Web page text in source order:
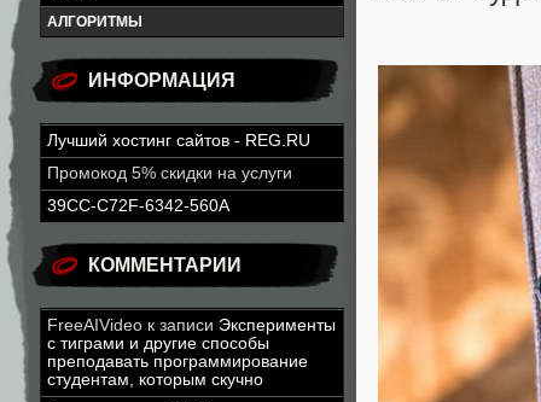
АЛГОРИТМЫ
ИНФОРМАЦИЯ
Лучший хостинг сайтов - REG.RU
Промокод 5% скидки на услуги
39CC-C72F-6342-560A
КОММЕНТАРИИ
FreeAIVideo к записи Эксперименты
с тиграми и другие способы
преподавать программирование
студентам, которым скучно